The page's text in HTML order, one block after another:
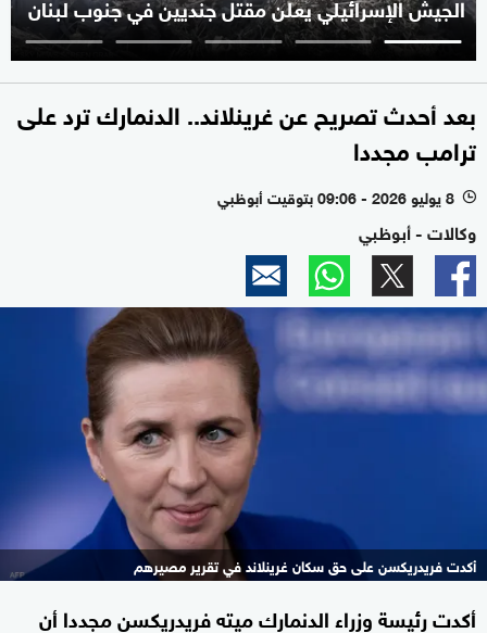
بعد أحدث تصريح عن غرينلاند.. الدنمارك ترد على
ترامب مجددا
l 8 يوليو 2026 - 09:06 بتوقيت أبوظبي
وكالات - أبوظبي
أكدت فريدريكسن على حق سكان غرينلاند في تقرير مصيرهم
أكدت رئيسة وزراء الدنمارك ميته فريدريكسن مجددا أن